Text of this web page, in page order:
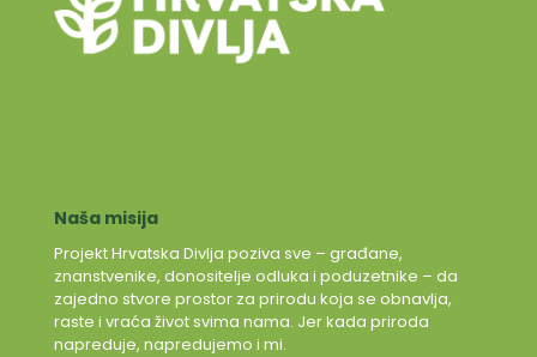
Naša misija
Projekt Hrvatska Divlja poziva sve – građane,
znanstvenike, donositelje odluka i poduzetnike – da
zajedno stvore prostor za prirodu koja se obnavlja,
raste i vraća život svima nama. Jer kada priroda
napreduje, napredujemo i mi.